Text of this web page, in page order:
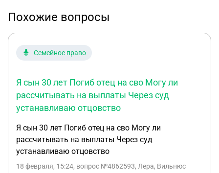
Похожие вопросы
Семейное право
Я сын 30 лет Погиб отец на сво Могу ли
рассчитывать на выплаты Через суд
устанавливаю отцовство
Я сын 30 лет Погиб отец на сво Могу ли
рассчитывать на выплаты Через суд
устанавливаю отцовство
18 февраля, 15:24, вопрос №4862593, Лера, Вильнюс